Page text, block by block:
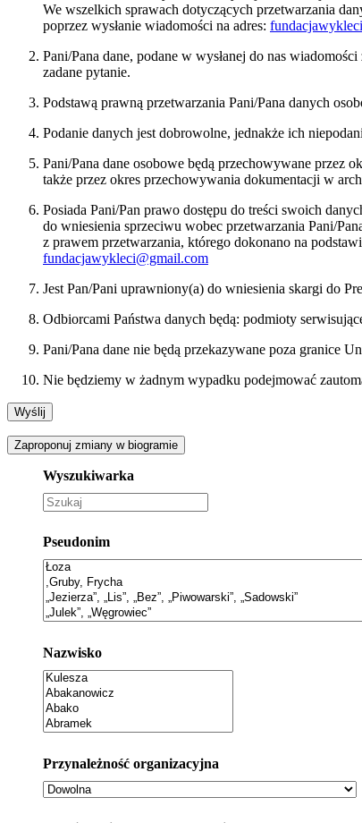
We wszelkich sprawach dotyczących przetwarzania
poprzez wysłanie wiadomości na adres:
Pani/Pana dane, podane w wysłanej do nas
zadane pytanie.
Podstawą prawną przetwarzania Pani/Pana danych
Podanie danych jest dobrowolne, jednakże ich
Pani/Pana dane osobowe będą przechowywane przez
także przez okres przechowywania dokumentacji w
Posiada Pani/Pan prawo dostępu do treści swoich
do wniesienia sprzeciwu wobec przetwarzania Pani/
z prawem przetwarzania, którego dokonano na
fundacjawykleci@gmail.com
Jest Pan/Pani uprawniony(a) do wniesienia skargi do
Odbiorcami Państwa danych będą: podmioty
Pani/Pana dane nie będą przekazywane poza granice
Nie będziemy w żadnym wypadku podejmować
Zaproponuj zmiany w biogramie
Wyszukiwarka
Pseudonim
Nazwisko
Przynależność organizacyjna